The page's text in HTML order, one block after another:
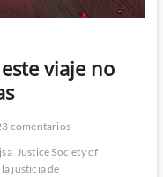
viaje no
comentarios
jsa Justice Society of
justicia de